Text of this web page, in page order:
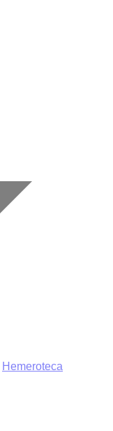
Hemeroteca